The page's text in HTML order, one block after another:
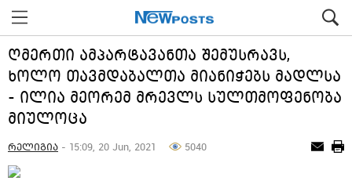
ღმერთი ამპარტავანთა შემუსრავს,
ხოლო თავმდაბალთა მიანიჭებს მადლსა
- ილია მეორემ მრევლს სულთმოფენობა
მიულოცა
რელიგია - 15:09, 20 Jun, 2021 5040